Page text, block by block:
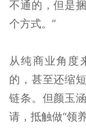
不通的，但是
个方式。”
从纯商业角度
的，甚至还缩
链条。但颜玉
请，抵触做“领